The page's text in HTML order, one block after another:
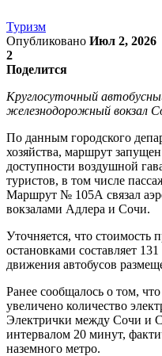
Туризм
Опубликовано Июл 2, 2026
2
Поделится
Круглосуточный
железнодорожный вокзал
По данным городского
хозяйства, маршрут
доступности воздушной
туристов, в том числе
Маршрут № 105А связал
вокзалами Адлера и Сочи.
Уточняется, что стоимость
остановками составляет
движения автобусов
Ранее сообщалось о том,
увеличено количество
Электрички между Сочи и
интервалом 20 минут,
наземного метро.